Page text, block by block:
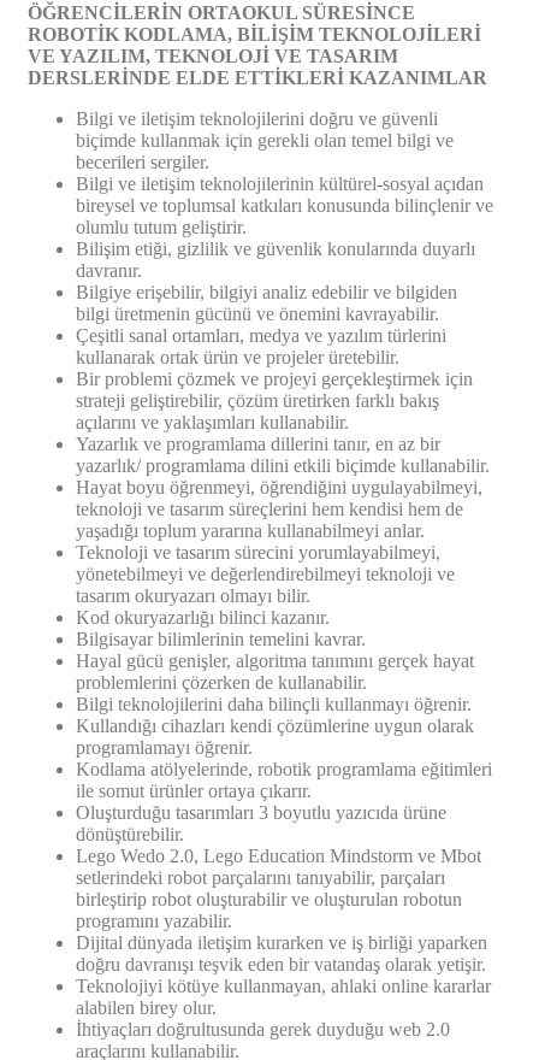
ÖĞRENCİLERİN ORTAOKUL SÜRESİNCE
ROBOTİK KODLAMA, BİLİŞİM TEKNOLOJİLERİ
VE YAZILIM, TEKNOLOJİ VE TASARIM
DERSLERİNDE ELDE ETTİKLERİ KAZANIMLAR
Bilgi ve iletişim teknolojilerini doğru ve güvenli
biçimde kullanmak için gerekli olan temel bilgi ve
becerileri sergiler.
Bilgi ve iletişim teknolojilerinin kültürel-sosyal açıdan
bireysel ve toplumsal katkıları konusunda bilinçlenir ve
olumlu tutum geliştirir.
Bilişim etiği, gizlilik ve güvenlik konularında duyarlı
davranır.
Bilgiye erişebilir, bilgiyi analiz edebilir ve bilgiden
bilgi üretmenin gücünü ve önemini kavrayabilir.
Çeşitli sanal ortamları, medya ve yazılım türlerini
kullanarak ortak ürün ve projeler üretebilir.
Bir problemi çözmek ve projeyi gerçekleştirmek için
strateji geliştirebilir, çözüm üretirken farklı bakış
açılarını ve yaklaşımları kullanabilir.
Yazarlık ve programlama dillerini tanır, en az bir
yazarlık/ programlama dilini etkili biçimde kullanabilir.
Hayat boyu öğrenmeyi, öğrendiğini uygulayabilmeyi,
teknoloji ve tasarım süreçlerini hem kendisi hem de
yaşadığı toplum yararına kullanabilmeyi anlar.
Teknoloji ve tasarım sürecini yorumlayabilmeyi,
yönetebilmeyi ve değerlendirebilmeyi teknoloji ve
tasarım okuryazarı olmayı bilir.
Kod okuryazarlığı bilinci kazanır.
Bilgisayar bilimlerinin temelini kavrar.
Hayal gücü genişler, algoritma tanımını gerçek hayat
problemlerini çözerken de kullanabilir.
Bilgi teknolojilerini daha bilinçli kullanmayı öğrenir.
Kullandığı cihazları kendi çözümlerine uygun olarak
programlamayı öğrenir.
Kodlama atölyelerinde, robotik programlama eğitimleri
ile somut ürünler ortaya çıkarır.
Oluşturduğu tasarımları 3 boyutlu yazıcıda ürüne
dönüştürebilir.
Lego Wedo 2.0, Lego Education Mindstorm ve Mbot
setlerindeki robot parçalarını tanıyabilir, parçaları
birleştirip robot oluşturabilir ve oluşturulan robotun
programını yazabilir.
Dijital dünyada iletişim kurarken ve iş birliği yaparken
doğru davranışı teşvik eden bir vatandaş olarak yetişir.
Teknolojiyi kötüye kullanmayan, ahlaki online kararlar
alabilen birey olur.
İhtiyaçları doğrultusunda gerek duyduğu web 2.0
araçlarını kullanabilir.